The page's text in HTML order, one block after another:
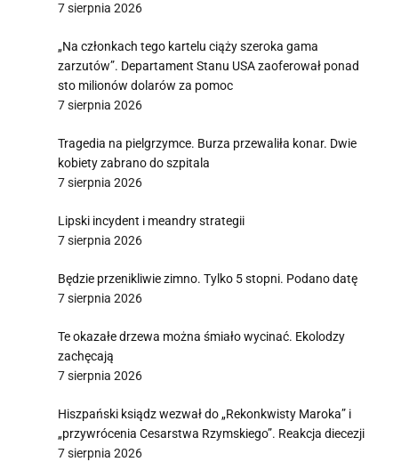
7 sierpnia 2026
„Na członkach tego kartelu ciąży szeroka gama
zarzutów”. Departament Stanu USA zaoferował ponad
sto milionów dolarów za pomoc
7 sierpnia 2026
Tragedia na pielgrzymce. Burza przewaliła konar. Dwie
kobiety zabrano do szpitala
7 sierpnia 2026
Lipski incydent i meandry strategii
7 sierpnia 2026
Będzie przenikliwie zimno. Tylko 5 stopni. Podano datę
7 sierpnia 2026
Te okazałe drzewa można śmiało wycinać. Ekolodzy
zachęcają
7 sierpnia 2026
Hiszpański ksiądz wezwał do „Rekonkwisty Maroka” i
„przywrócenia Cesarstwa Rzymskiego”. Reakcja diecezji
7 sierpnia 2026